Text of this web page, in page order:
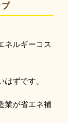
ネルギーコス
ずです。
業が省エネ補